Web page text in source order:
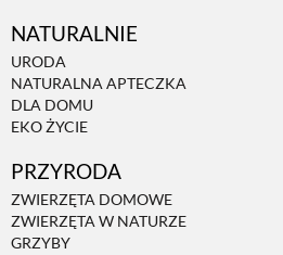
NATURALNIE
URODA
NATURALNA APTECZKA
DLA DOMU
EKO ŻYCIE
PRZYRODA
ZWIERZĘTA DOMOWE
ZWIERZĘTA W NATURZE
GRZYBY